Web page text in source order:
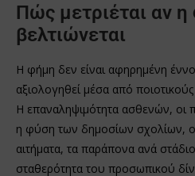
Πώς μετριέται αν
βελτιώνεται
Η φήμη δεν είναι αφηρημένη
αξιολογηθεί μέσα από ποιοτικούς
Η επαναληψιμότητα ασθενών, οι
η φύση των δημοσίων σχολίων,
αιτήματα, τα παράπονα ανά
σταθερότητα του προσωπικού